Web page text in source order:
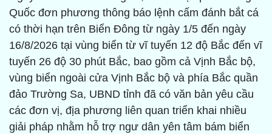
Quốc đơn phương thông báo lệnh cấm đánh bắt cá
có thời hạn trên Biển Đông từ ngày 1/5 đến ngày
16/8/2026 tại vùng biển từ vĩ tuyến 12 độ Bắc đến vĩ
tuyến 26 độ 30 phút Bắc, bao gồm cả Vịnh Bắc bộ,
vùng biển ngoài cửa Vịnh Bắc bộ và phía Bắc quần
đảo Trường Sa, UBND tỉnh đã có văn bản yêu cầu
các đơn vị, địa phương liên quan triển khai nhiều
giải pháp nhằm hỗ trợ ngư dân yên tâm bám biển